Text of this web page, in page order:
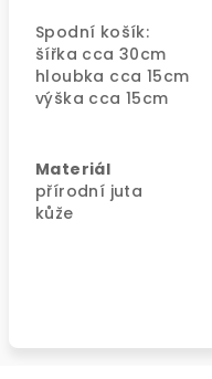
Spodní košík:
šířka cca 30cm
hloubka cca 15cm
výška cca 15cm
Materiál
přírodní juta
kůže